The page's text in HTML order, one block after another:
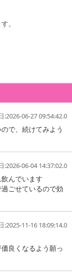
。
:2026-06-27 09:54:42.0
で、続けてみよう
:2026-06-04 14:37:02.0
んでいます
ごせているので効
:2025-11-16 18:09:14.0
良くなるよう願っ